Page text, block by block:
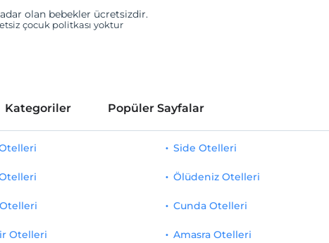
olan bebekler ücretsizdir.
çocuk politkası yoktur
Kategoriler Popüler Sayfalar
Otelleri
Side Otelleri
Ölüdeniz Otelleri
Cunda Otelleri
Amasra Otelleri